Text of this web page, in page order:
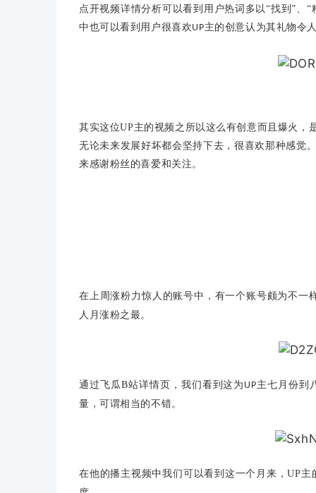
点开视频详情分析可以看到用户热词多以“找到”、
中也可以看到用户很喜欢UP主的创意认为其礼物令
其实这位UP主的视频之所以这么有创意而且爆火，
无论未来发展好坏都会坚持下去，很喜欢那种感觉
来感谢粉丝的喜爱和关注。
在上周涨粉力惊人的账号中，有一个账号颇为不一
人月涨粉之最。
通过飞瓜B站详情页，我们看到这为 UP主七月份到
量，可谓相当的不错。
在他的播主视频中我们可以看到这一个月来，UP主